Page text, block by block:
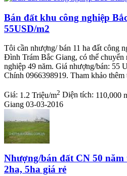
Bán đất khu công nghiệp
55USD/m2
Tôi cần nhượng/ bán 11 ha đất công
Đình Trám Bắc Giang, có thể chuyển
nghiệp 49 năm. Giá nhượng/bán: 55
Chính 0966398919. Tham khảo
Giá: 1.2 Triệu/m2 Diện tích: 110,000
Giang 03-03-2016
Nhượng/bán đất CN 50 năm
2ha, 5ha giá rẻ